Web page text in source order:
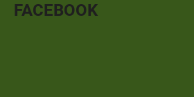
FACEBOOK